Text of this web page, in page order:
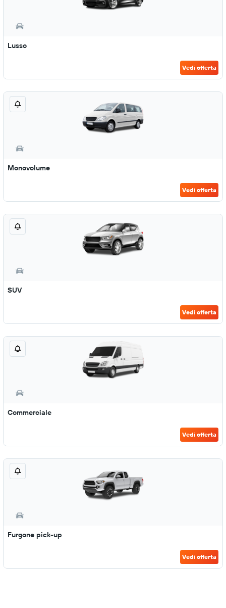
Lusso
Vedi offerta
Monovolume
Vedi offerta
SUV
Vedi offerta
Commerciale
Vedi offerta
Furgone pick-up
Vedi offerta